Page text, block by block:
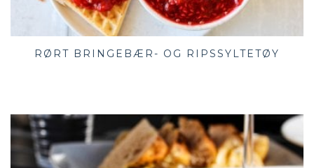
RØRT BRINGEBÆR- OG RIPSSYLTETØY